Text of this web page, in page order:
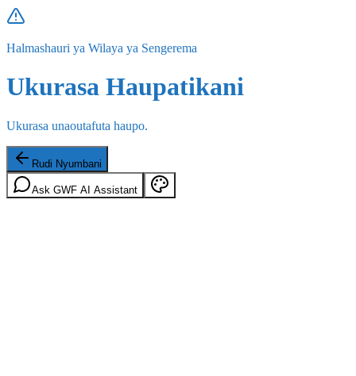
Halmashauri ya Wilaya ya Sengerema
Ukurasa Haupatikani
Ukurasa unaoutafuta haupo.
Rudi Nyumbani
Ask GWF AI Assistant